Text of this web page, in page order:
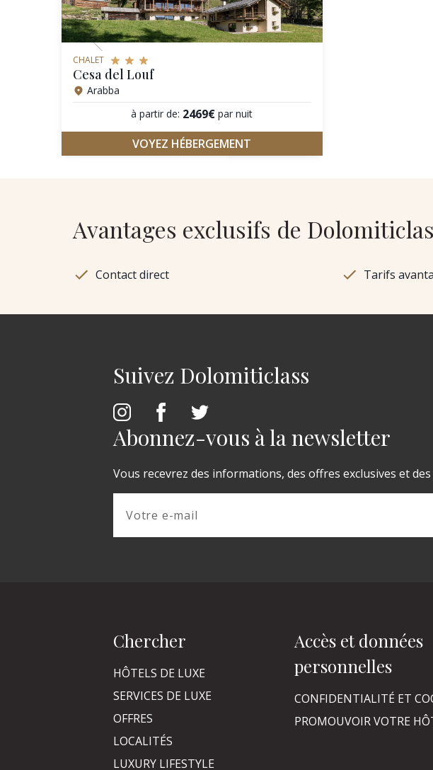
CHALET
Cesa del Louf
Arabba
à partir de: 2469€ par nuit
VOYEZ HÉBERGEMENT
Avantages exclusifs de
Contact direct Tarifs
Suivez Dolomiticlass
Abonnez-vous à la newsletter
Vous recevrez des informations, des offres exclusives et
Chercher
HÔTELS DE LUXE
SERVICES DE LUXE
OFFRES
LOCALITÉS
LUXURY LIFESTYLE
Accès et données
personnelles
CONFIDENTIALITÉ ET
PROMOUVOIR VOTRE